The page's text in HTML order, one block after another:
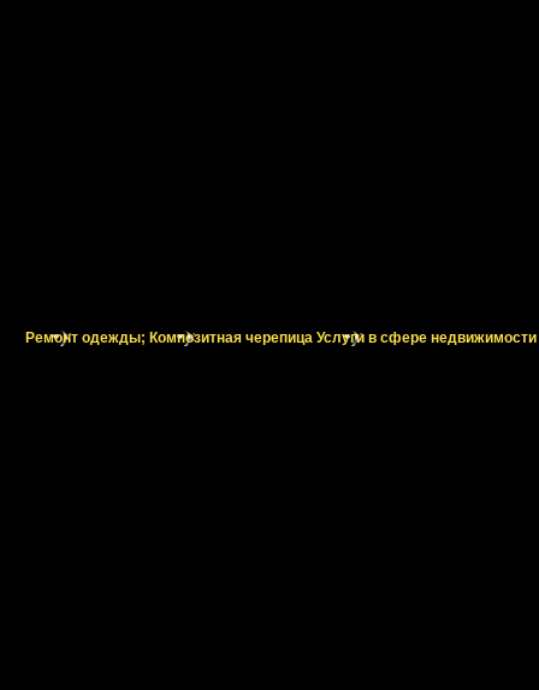
Ремонт одежды; Композитная черепица Услуги в сфере недвижимости